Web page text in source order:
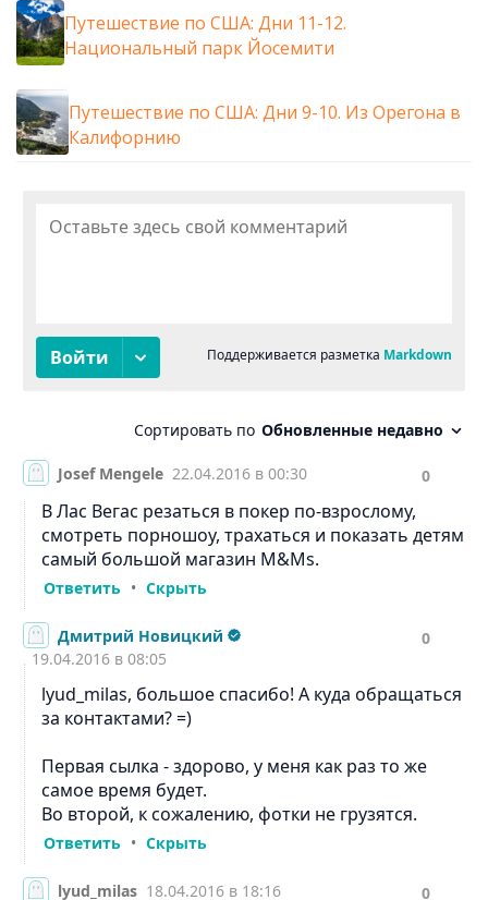
Путешествие по США: Дни 11-12.
Национальный парк Йосемити
Путешествие по США: Дни 9-10. Из Орегона в
Калифорнию